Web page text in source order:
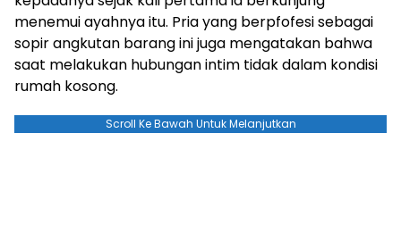
menemui ayahnya itu. Pria yang berpfofesi sebagai
sopir angkutan barang ini juga mengatakan bahwa
saat melakukan hubungan intim tidak dalam kondisi
rumah kosong.
Scroll Ke Bawah Untuk Melanjutkan